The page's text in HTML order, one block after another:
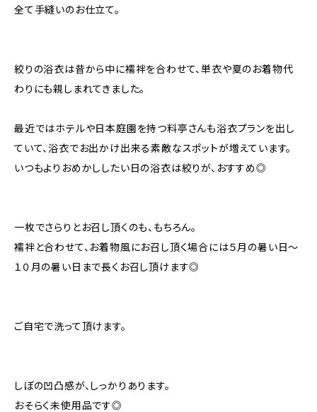
全て手縫いのお仕立て。
絞りの浴衣は昔から中に襦袢を合わせて、単衣や夏のお着物代
わりにも親しまれてきました。
最近ではホテルや日本庭園を持つ料亭さんも浴衣プランを出し
ていて、浴衣でお出かけ出来る素敵なスポットが増えています。
いつもよりおめかししたい日の浴衣は絞りが、おすすめ◎
一枚でさらりとお召し頂くのも、もちろん。
襦袢と合わせて、お着物風にお召し頂く場合には５月の暑い日～
１０月の暑い日まで長くお召し頂けます◎
ご自宅で洗って頂けます。
しぼの凹凸感が、しっかりあります。
おそらく未使用品です◎